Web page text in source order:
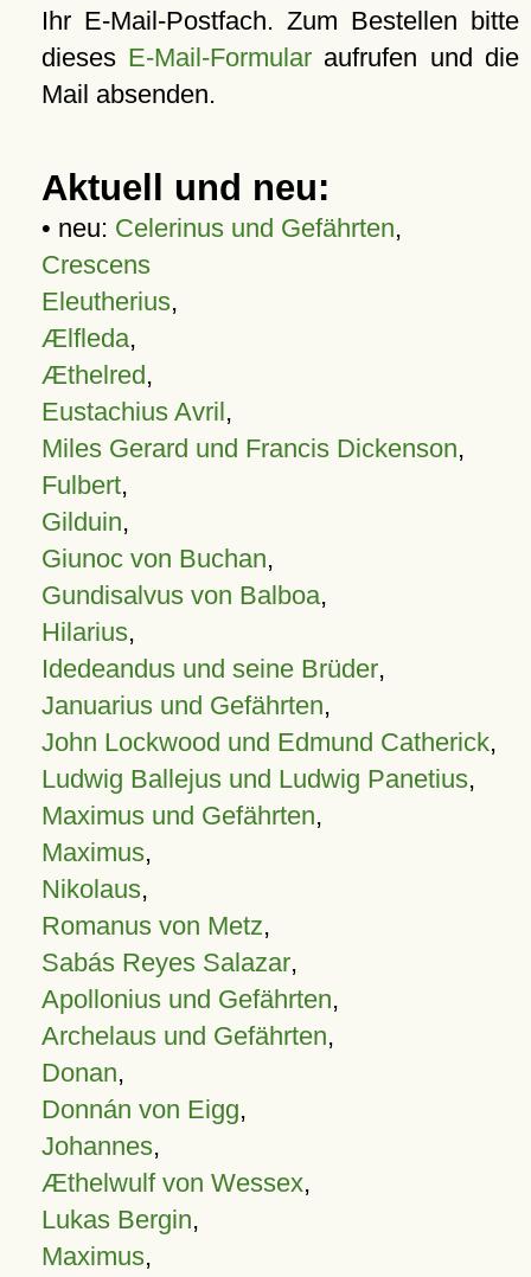
Ihr E-Mail-Postfach. Zum Bestellen bitte
dieses E-Mail-Formular aufrufen und die
Mail absenden.
Aktuell und neu:
• neu: Celerinus und Gefährten,
Crescens
Eleutherius,
Ælfleda,
Æthelred,
Eustachius Avril,
Miles Gerard und Francis Dickenson,
Fulbert,
Gilduin,
Giunoc von Buchan,
Gundisalvus von Balboa,
Hilarius,
Idedeandus und seine Brüder,
Januarius und Gefährten,
John Lockwood und Edmund Catherick,
Ludwig Ballejus und Ludwig Panetius,
Maximus und Gefährten,
Maximus,
Nikolaus,
Romanus von Metz,
Sabás Reyes Salazar,
Apollonius und Gefährten,
Archelaus und Gefährten,
Donan,
Donnán von Eigg,
Johannes,
Æthelwulf von Wessex,
Lukas Bergin,
Maximus,